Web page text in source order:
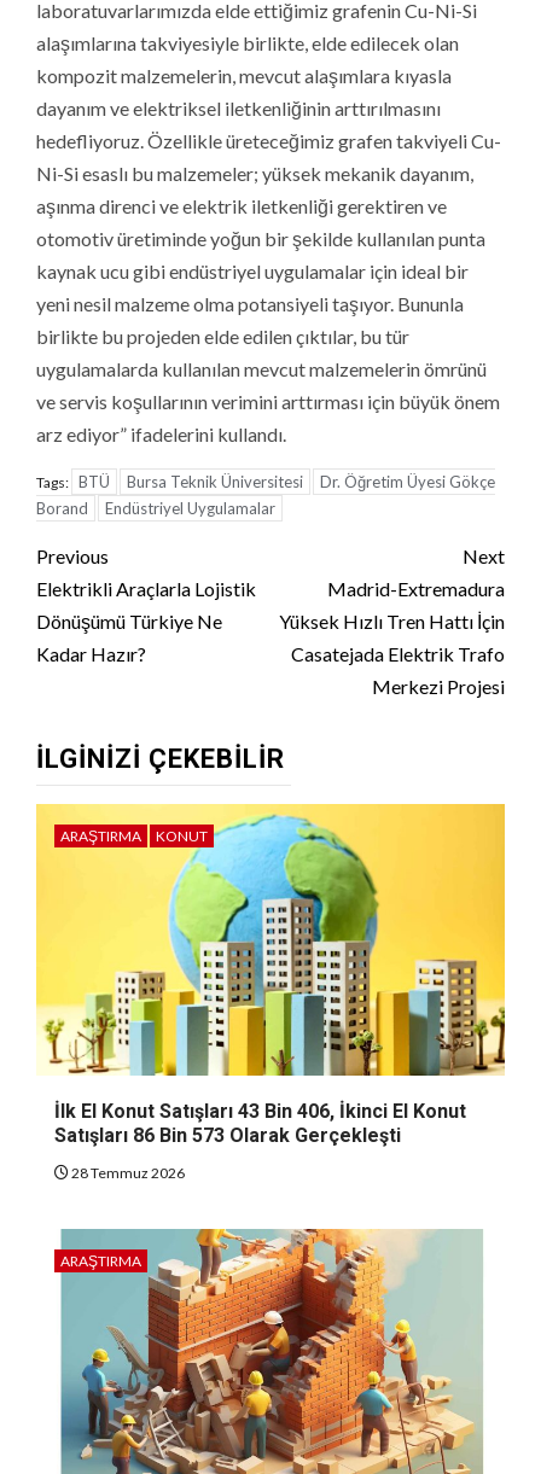
laboratuvarlarımızda elde ettiğimiz grafenin Cu-Ni-Si
alaşımlarına takviyesiyle birlikte, elde edilecek olan
kompozit malzemelerin, mevcut alaşımlara kıyasla
dayanım ve elektriksel iletkenliğinin arttırılmasını
hedefliyoruz. Özellikle üreteceğimiz grafen takviyeli Cu-
Ni-Si esaslı bu malzemeler; yüksek mekanik dayanım,
aşınma direnci ve elektrik iletkenliği gerektiren ve
otomotiv üretiminde yoğun bir şekilde kullanılan punta
kaynak ucu gibi endüstriyel uygulamalar için ideal bir
yeni nesil malzeme olma potansiyeli taşıyor. Bununla
birlikte bu projeden elde edilen çıktılar, bu tür
uygulamalarda kullanılan mevcut malzemelerin ömrünü
ve servis koşullarının verimini arttırması için büyük önem
arz ediyor” ifadelerini kullandı.
Tags: BTÜ Bursa Teknik Üniversitesi
Dr. Öğretim Üyesi Gökçe
Borand
Endüstriyel Uygulamalar
Continue
Reading
Previous
Elektrikli Araçlarla Lojistik
Dönüşümü Türkiye Ne
Kadar Hazır?
Next
Madrid-Extremadura
Yüksek Hızlı Tren Hattı İçin
Casatejada Elektrik Trafo
Merkezi Projesi
İLGINIZI ÇEKEBILIR
ARAŞTIRMA KONUT
İlk El Konut Satışları 43 Bin 406, İkinci El Konut
Satışları 86 Bin 573 Olarak Gerçekleşti
28 Temmuz 2026
ARAŞTIRMA